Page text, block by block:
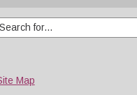
Search
Map